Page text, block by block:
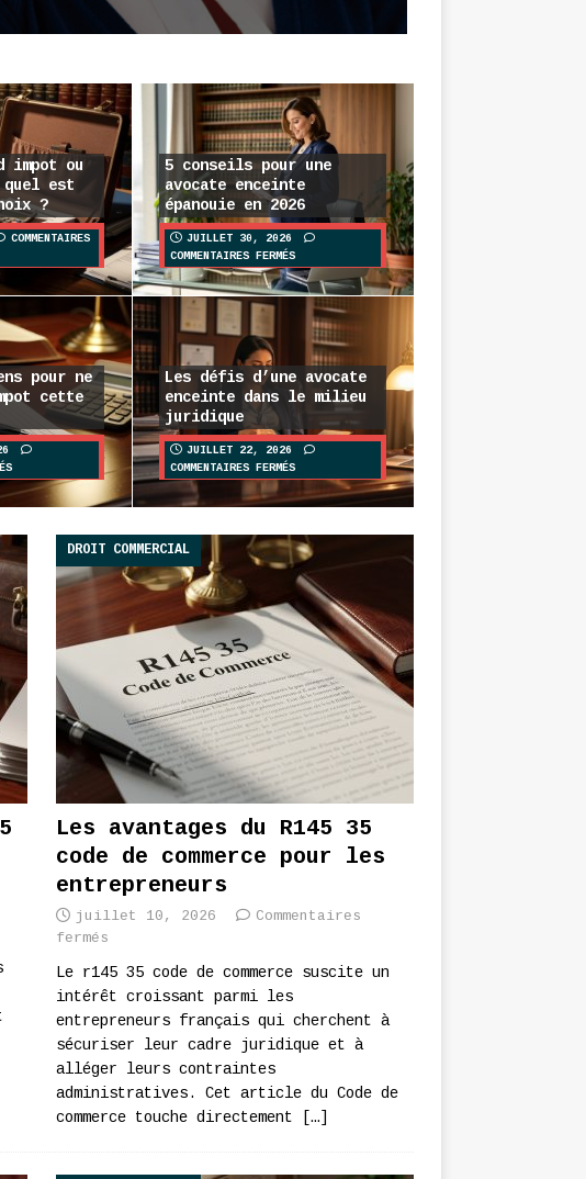
impot ou
quel est
?
COMMENTAIRES
5 conseils pour une
avocate enceinte
épanouie en 2026
JUILLET 30, 2026
COMMENTAIRES FERMÉS
pour ne
cette
Les défis d’une avocate
enceinte dans le milieu
juridique
JUILLET 22, 2026
COMMENTAIRES FERMÉS
DROIT COMMERCIAL
Les avantages du R145 35
code de commerce pour les
entrepreneurs
juillet 10, 2026
Commentaires
fermés
Le r145 35 code de commerce suscite un
intérêt croissant parmi les
entrepreneurs français qui cherchent à
sécuriser leur cadre juridique et à
alléger leurs contraintes
administratives. Cet article du Code de
commerce touche directement
[…]